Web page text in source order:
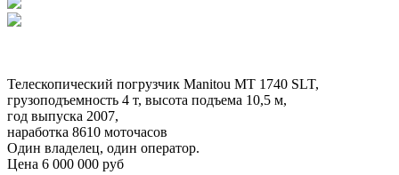
Телескопический погрузчик Manitou MT 1740 SLT,
грузоподъемность 4 т, высота подъема 10,5 м,
год выпуска 2007,
наработка 8610 моточасов
Один владелец, один оператор.
Цена 6 000 000 руб